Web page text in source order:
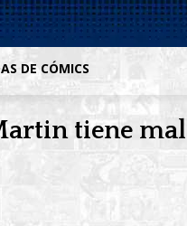
DE CÓMICS
tiene